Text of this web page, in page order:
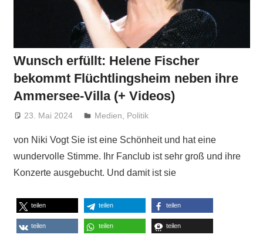
Wunsch erfüllt: Helene Fischer
bekommt Flüchtlingsheim neben ihre
Ammersee-Villa (+ Videos)
23. Mai 2024 Niki Vogt
Medien Politik
von Niki Vogt Sie ist eine Schönheit und hat eine
wundervolle Stimme. Ihr Fanclub ist sehr groß und ihre
Konzerte ausgebucht. Und damit ist sie
teilen teilen teilen
teilen teilen teilen